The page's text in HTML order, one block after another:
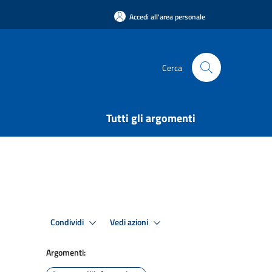
Accedi all'area personale
Cerca
Tutti gli argomenti
Condividi Vedi azioni
Argomenti: